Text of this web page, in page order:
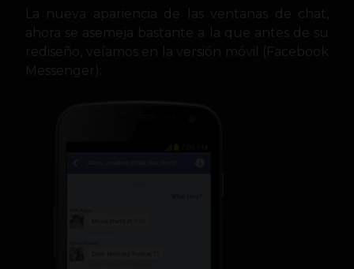
La nueva apariencia de las ventanas de chat,
ahora se asemeja bastante a la que antes de su
rediseño, veíamos en la versión móvil (Facebook
Messenger):